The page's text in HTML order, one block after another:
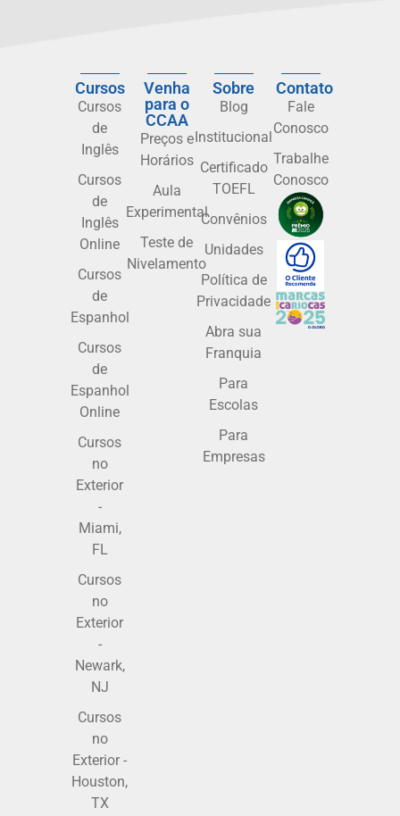
Cursos
Cursos
de
Inglês
Cursos
de
Inglês
Online
Cursos
de
Espanhol
Cursos
de
Espanhol
Online
Cursos
no
Exterior
-
Miami,
FL
Cursos
no
Exterior
-
Newark,
NJ
Cursos
no
Exterior -
Houston,
TX
Venha
para o
CCAA
Preços e
Horários
Aula
Experimental
Teste de
Nivelamento
Sobre
Blog
Institucional
Certificado
TOEFL
Convênios
Unidades
Política de
Privacidade
Abra sua
Franquia
Para
Escolas
Para
Empresas
Contato
Fale
Conosco
Trabalhe
Conosco